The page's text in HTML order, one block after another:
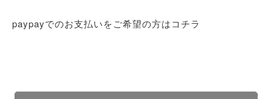
paypayでのお支払いをご希望の方はコチラ